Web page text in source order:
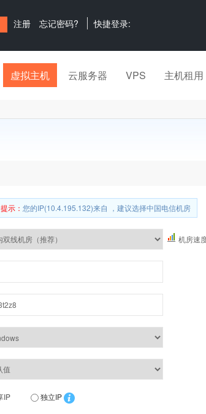
注册 忘记密码? 快捷登录:
虚拟主机 云服务器 VPS 主机租用
提示： 您的IP(10.4.195.132)来自 ，建议选择中国电信机房
机房速
IP 独立IP